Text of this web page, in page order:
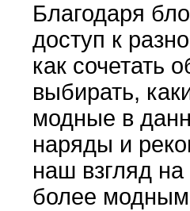
Благодаря
доступ к
как сочетать
выбирать,
модные в
наряды и
наш взгляд
более